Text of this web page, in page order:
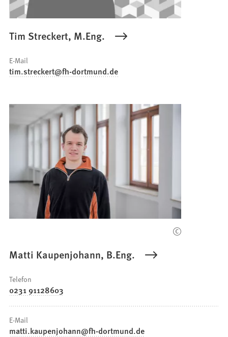
Tim Streckert, M.Eng.
E-Mail
tim.streckert fh-dortmund de
Matti Kaupenjohann, B.Eng.
Telefon
0231 91128603
E-Mail
matti.kaupenjohann fh-dortmund de